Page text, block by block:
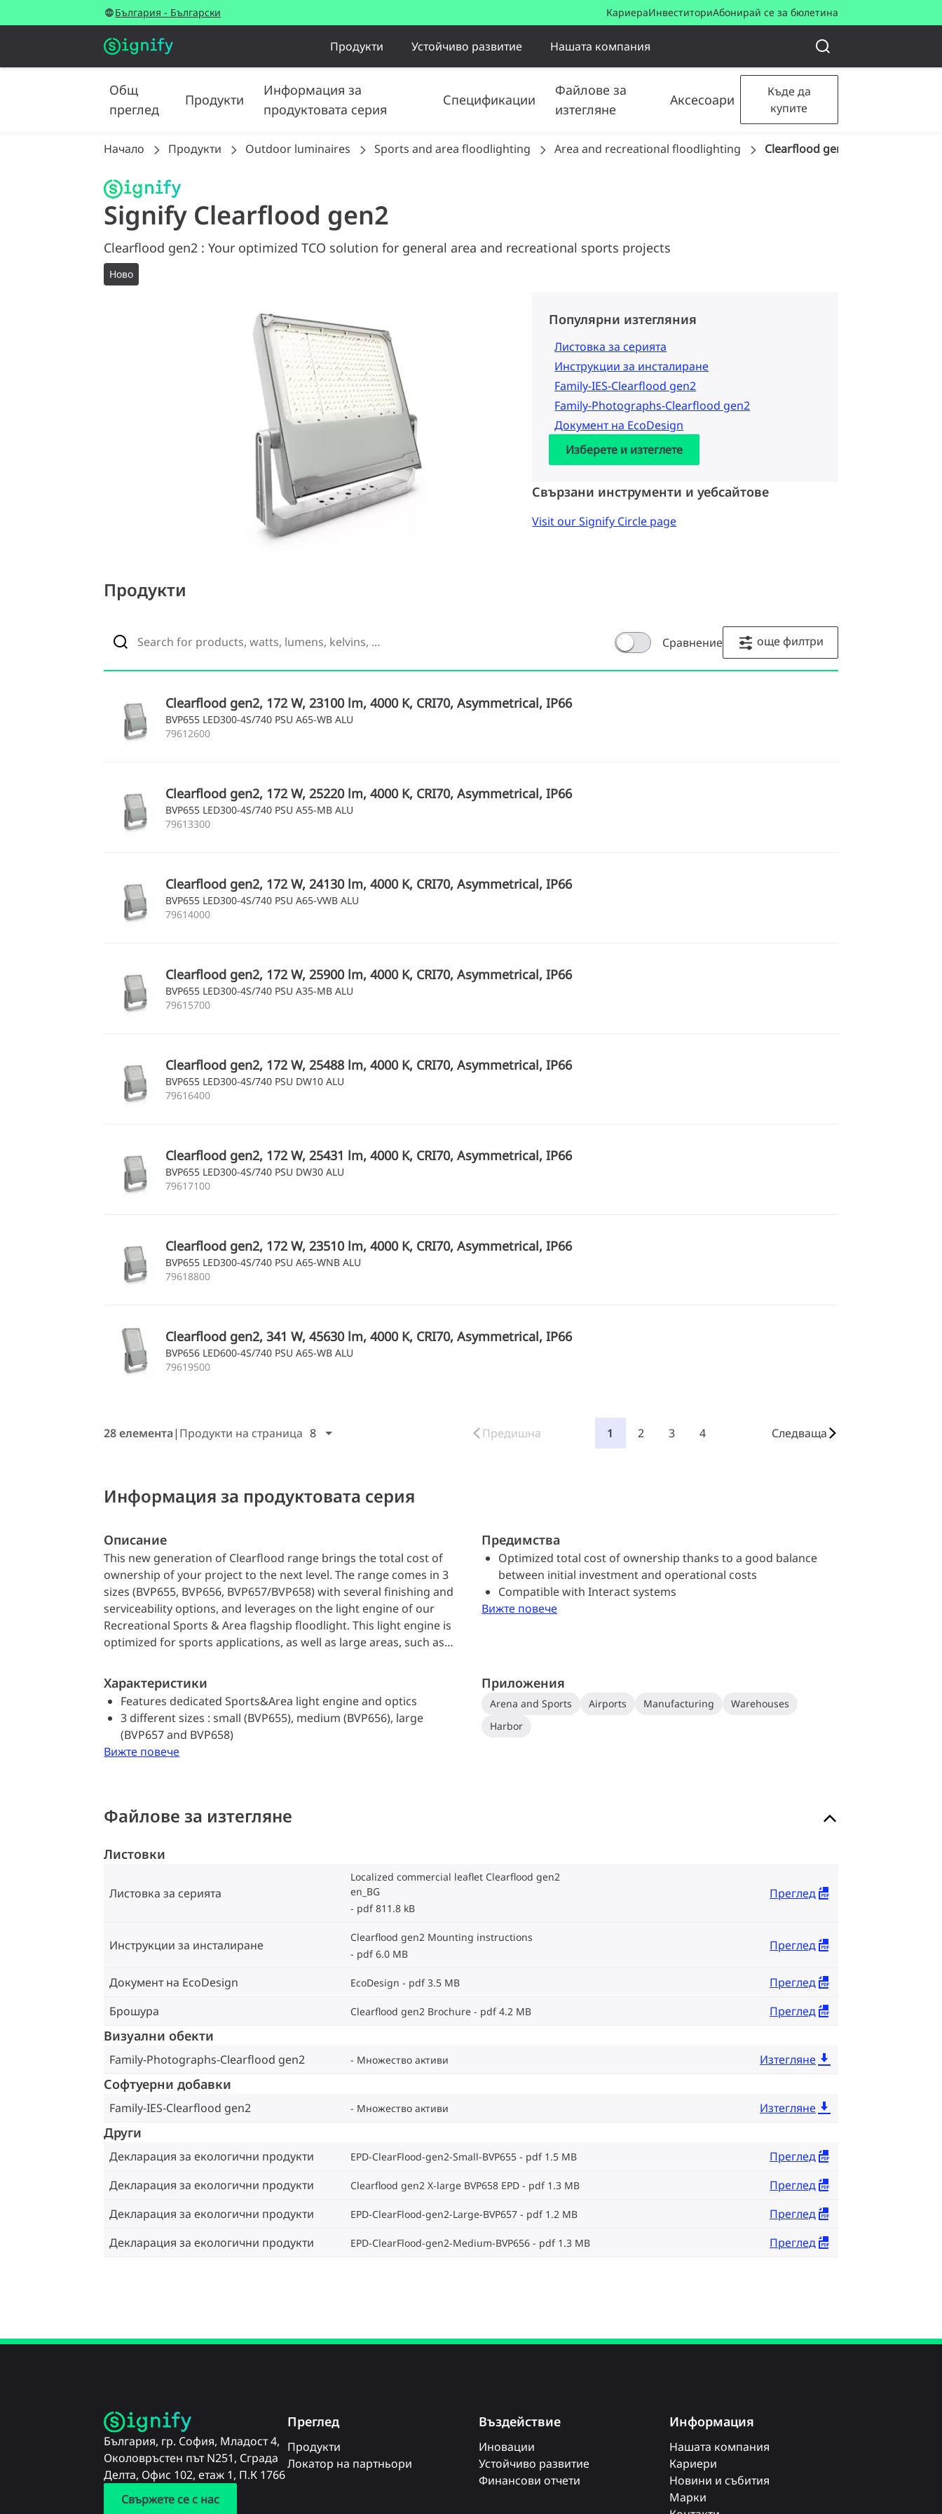
България - Български КариераИнвеститориАбонирай се за бюлетина
Продукти Устойчиво развитие Нашата компания
Общ
преглед
Продукти
Информация за
продуктовата серия
Спецификации
Файлове за
изтегляне
Аксесоари
Къде да
купите
Начало Продукти Outdoor luminaires Sports and area floodlighting Area and recreational floodlighting Clearflood gen2
Signify Clearflood gen2
Clearflood gen2 : Your optimized TCO solution for general area and recreational sports projects
Ново
Популярни изтегляния
Листовка за серията
Инструкции за инсталиране
Family-IES-Clearflood gen2
Family-Photographs-Clearflood gen2
Документ на EcoDesign
Изберете и изтеглете
Свързани инструменти и уебсайтове
Visit our Signify Circle page
Продукти
Сравнение още филтри
Clearflood gen2, 172 W, 23100 lm, 4000 K, CRI70, Asymmetrical, IP66
BVP655 LED300-4S/740 PSU A65-WB ALU
79612600
Clearflood gen2, 172 W, 25220 lm, 4000 K, CRI70, Asymmetrical, IP66
BVP655 LED300-4S/740 PSU A55-MB ALU
79613300
Clearflood gen2, 172 W, 24130 lm, 4000 K, CRI70, Asymmetrical, IP66
BVP655 LED300-4S/740 PSU A65-VWB ALU
79614000
Clearflood gen2, 172 W, 25900 lm, 4000 K, CRI70, Asymmetrical, IP66
BVP655 LED300-4S/740 PSU A35-MB ALU
79615700
Clearflood gen2, 172 W, 25488 lm, 4000 K, CRI70, Asymmetrical, IP66
BVP655 LED300-4S/740 PSU DW10 ALU
79616400
Clearflood gen2, 172 W, 25431 lm, 4000 K, CRI70, Asymmetrical, IP66
BVP655 LED300-4S/740 PSU DW30 ALU
79617100
Clearflood gen2, 172 W, 23510 lm, 4000 K, CRI70, Asymmetrical, IP66
BVP655 LED300-4S/740 PSU A65-WNB ALU
79618800
Clearflood gen2, 341 W, 45630 lm, 4000 K, CRI70, Asymmetrical, IP66
BVP656 LED600-4S/740 PSU A65-WB ALU
79619500
28 елемента Продукти на страница 8 Предишна 1 2 3 4 Следваща
Информация за продуктовата серия
Описание
This new generation of Clearflood range brings the total cost of
ownership of your project to the next level. The range comes in 3
sizes (BVP655, BVP656, BVP657/BVP658) with several finishing and
serviceability options, and leverages on the light engine of our
Recreational Sports & Area flagship floodlight. This light engine is
optimized for sports applications, as well as large areas, such as
innovative design approach allows the availability of connected
options such as the SR socket, fully integrated on the floodlight
housing, and a multi-sensor on the bracket. The product range is
compatible with Interact systems.
Предимства
Optimized total cost of ownership thanks to a good balance
between initial investment and operational costs
Compatible with Interact systems
Вижте повече
Характеристики
Features dedicated Sports&Area light engine and optics
3 different sizes : small (BVP655), medium (BVP656), large
(BVP657 and BVP658)
Вижте повече
Приложения
Arena and Sports Airports Manufacturing
Warehouses
Harbor
Файлове за изтегляне
Листовки
Листовка за серията
Localized commercial leaflet Clearflood gen2
en_BG
pdf 811.8 kB
Преглед
Инструкции за инсталиране
Clearflood gen2 Mounting instructions
pdf 6.0 MB
Преглед
Документ на EcoDesign EcoDesign pdf 3.5 MB
Преглед
Брошура
Clearflood gen2 Brochure pdf 4.2 MB Преглед
Визуални обекти
Family-Photographs-Clearflood gen2 Множество активи Изтегляне
Софтуерни добавки
Family-IES-Clearflood gen2 Множество активи Изтегляне
Други
Декларация за екологични продукти EPD-ClearFlood-gen2-Small-BVP655 pdf 1.5 MB
Преглед
Декларация за екологични продукти
Clearflood gen2 X-large BVP658 EPD pdf 1.3 MB
Преглед
Декларация за екологични продукти
EPD-ClearFlood-gen2-Large-BVP657 pdf 1.2 MB
Преглед
Декларация за екологични продукти
EPD-ClearFlood-gen2-Medium-BVP656 pdf 1.3 MB Преглед
България, гр. София, Младост 4,
Околовръстен път N251, Сграда
Делта, Офис 102, етаж 1, П.К 1766
Свържете се с нас
Преглед
Продукти
Локатор на партньори
Въздействие
Иновации
Устойчиво развитие
Финансови отчети
Информация
Нашата компания
Кариери
Новини и събития
Марки